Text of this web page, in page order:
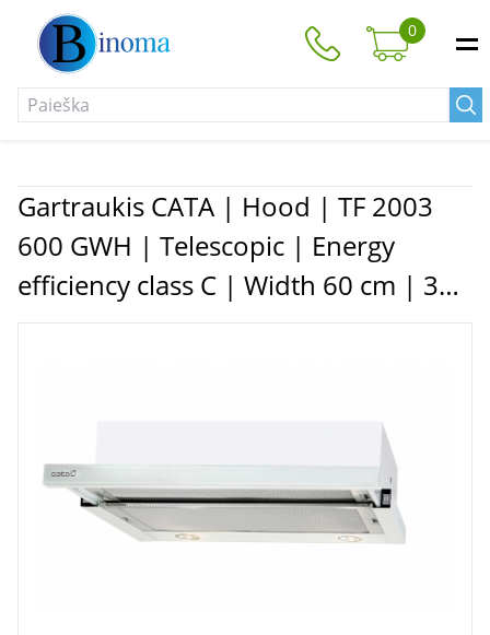
0
Gartraukis CATA | Hood | TF 2003
600 GWH | Telescopic | Energy
efficiency class C | Width 60 cm | 390
m³/h | Mechanical control | LED |